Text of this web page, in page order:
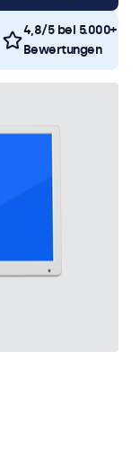
4,8/5 bei 5.000+
Bewertungen